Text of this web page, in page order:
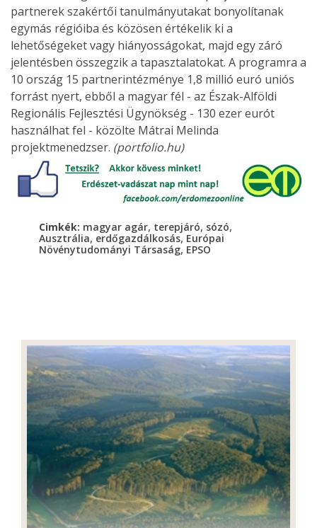
partnerek szakértői tanulmányutakat bonyolítanak
egymás régióiba és közösen értékelik ki a
lehetőségeket vagy hiányosságokat, majd egy záró
jelentésben összegzik a tapasztalatokat. A programra a
10 ország 15 partnerintézménye 1,8 millió euró uniós
forrást nyert, ebből a magyar fél - az Észak-Alföldi
Regionális Fejlesztési Ügynökség - 130 ezer eurót
használhat fel - közölte Mátrai Melinda
projektmenedzser. (portfolio.hu)
Cimkék: magyar agár, terepjáró, sózó,
Ausztrália, erdőgazdálkosás, Európai
Növénytudományi Társaság, EPSO